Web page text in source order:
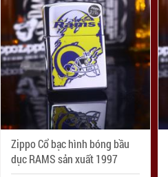
Zippo Cổ bạc hình bóng bầu
dục RAMS sản xuất 1997